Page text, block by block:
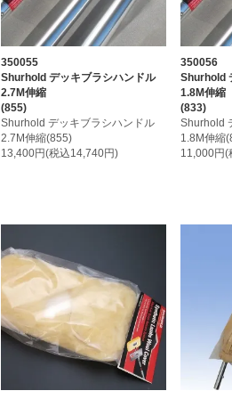
350055
Shurhold デッキブラシハンドル
2.7M伸縮
(855)
Shurhold デッキブラシハンドル
2.7M伸縮(855)
13,400円(税込14,740円)
350056
Shurhold
1.8M伸縮
(833)
Shurhold
1.8M伸縮
11,000円(